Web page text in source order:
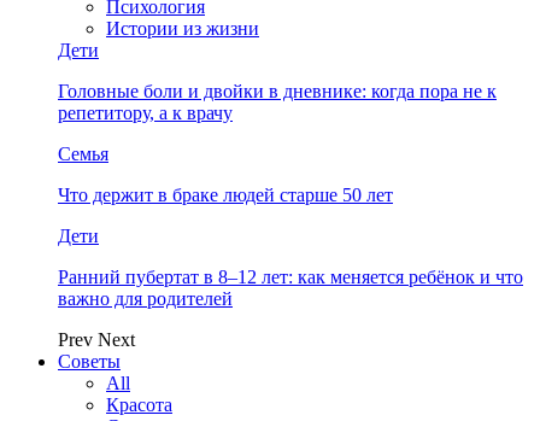
Психология
Истории из жизни
Дети
Головные боли и двойки в дневнике: когда пора не к
репетитору, а к врачу
Семья
Что держит в браке людей старше 50 лет
Дети
Ранний пубертат в 8–12 лет: как меняется ребёнок и что
важно для родителей
Prev Next
Советы
All
Красота